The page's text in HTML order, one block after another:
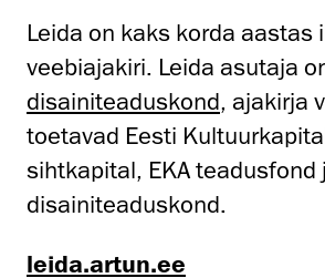
Leida on kaks korda aastas
veebiajakiri. Leida asutaja
disainiteaduskond, ajakirja
toetavad Eesti
sihtkapital, EKA teadusfond
disainiteaduskond.
leida.artun.ee